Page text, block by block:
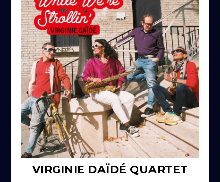
VIRGINIE DAÏDÉ QUARTET